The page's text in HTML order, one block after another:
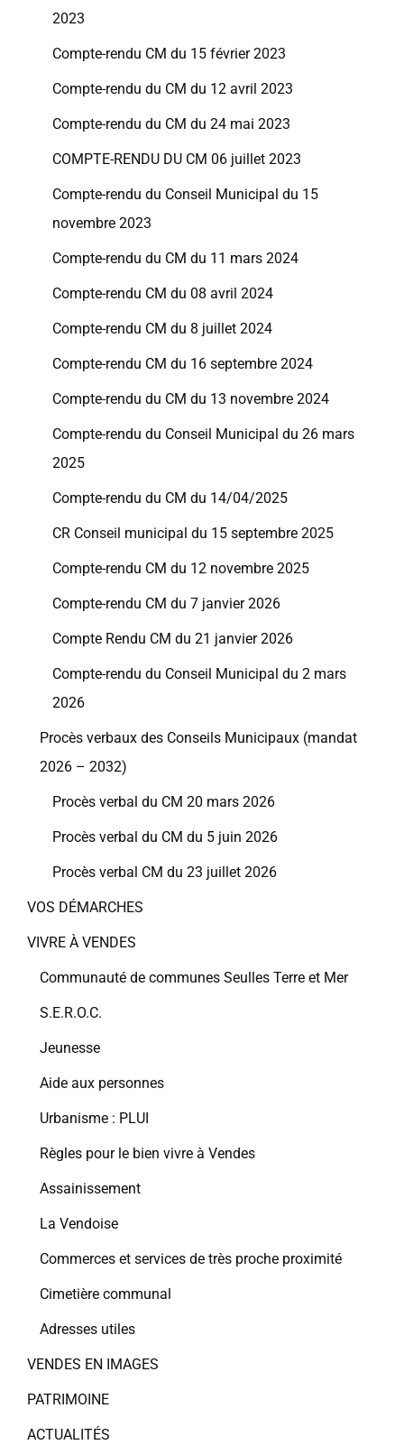
2023
Compte-rendu CM du 15 février 2023
Compte-rendu du CM du 12 avril 2023
Compte-rendu du CM du 24 mai 2023
COMPTE-RENDU DU CM 06 juillet 2023
Compte-rendu du Conseil Municipal du 15
novembre 2023
Compte-rendu du CM du 11 mars 2024
Compte-rendu CM du 08 avril 2024
Compte-rendu CM du 8 juillet 2024
Compte-rendu CM du 16 septembre 2024
Compte-rendu du CM du 13 novembre 2024
Compte-rendu du Conseil Municipal du 26 mars
2025
Compte-rendu du CM du 14/04/2025
CR Conseil municipal du 15 septembre 2025
Compte-rendu CM du 12 novembre 2025
Compte-rendu CM du 7 janvier 2026
Compte Rendu CM du 21 janvier 2026
Compte-rendu du Conseil Municipal du 2 mars
2026
Procès verbaux des Conseils Municipaux (mandat
2026 – 2032)
Procès verbal du CM 20 mars 2026
Procès verbal du CM du 5 juin 2026
Procès verbal CM du 23 juillet 2026
VOS DÉMARCHES
VIVRE À VENDES
Communauté de communes Seulles Terre et Mer
S.E.R.O.C.
Jeunesse
Aide aux personnes
Urbanisme : PLUI
Règles pour le bien vivre à Vendes
Assainissement
La Vendoise
Commerces et services de très proche proximité
Cimetière communal
Adresses utiles
VENDES EN IMAGES
PATRIMOINE
ACTUALITÉS